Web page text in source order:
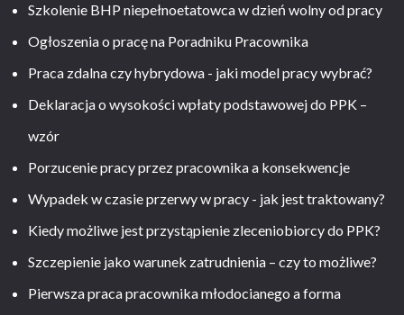
Szkolenie BHP niepełnoetatowca w dzień wolny od pracy
Ogłoszenia o pracę na Poradniku Pracownika
Praca zdalna czy hybrydowa - jaki model pracy wybrać?
Deklaracja o wysokości wpłaty podstawowej do PPK –
wzór
Porzucenie pracy przez pracownika a konsekwencje
Wypadek w czasie przerwy w pracy - jak jest traktowany?
Kiedy możliwe jest przystąpienie zleceniobiorcy do PPK?
Szczepienie jako warunek zatrudnienia – czy to możliwe?
Pierwsza praca pracownika młodocianego a forma